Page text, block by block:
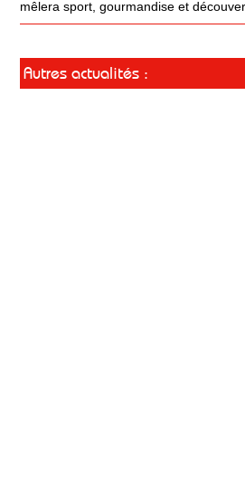
mêlera sport, gourmandise et
Autres actualités :